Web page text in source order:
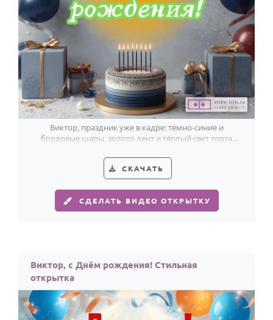
Виктор, праздник уже в кадре: тёмно-синие и
бордовые шары, золото лент и тёплый свет торта
СКАЧАТЬ
СДЕЛАТЬ ВИДЕО ОТКРЫТКУ
Виктор, с Днём рождения! Стильная
открытка